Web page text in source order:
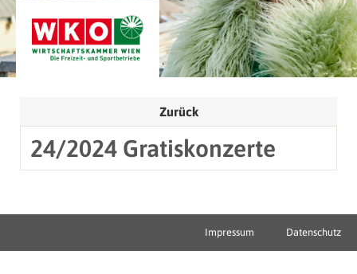
Zurück
24/2024 Gratiskonzerte
Impressum Datenschutz